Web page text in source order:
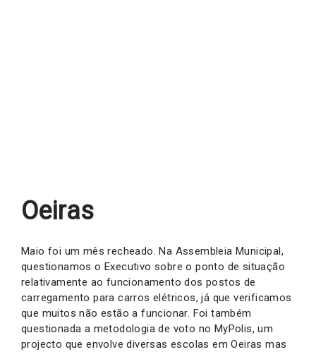
Oeiras
Maio foi um mês recheado. Na Assembleia Municipal,
questionamos o Executivo sobre o ponto de situação
relativamente ao funcionamento dos postos de
carregamento para carros elétricos, já que verificamos
que muitos não estão a funcionar. Foi também
questionada a metodologia de voto no MyPolis, um
projecto que envolve diversas escolas em Oeiras mas